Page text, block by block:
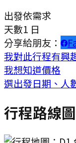
出發依需求
天數1 日
分享給朋友：
我對此行程有興
我想知道價格
選出發日期、人
行程路線圖